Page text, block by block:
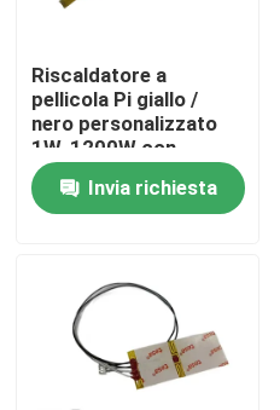
Giro della fabbrica
Controllo di qualità
Notizie
Radiatore flessibile del film
Radiatore del film di pi
Riscaldatore a
pellicola Pi giallo /
nero personalizzato
1W-1200W con
controllo preciso della
temperaturaInvia richiesta